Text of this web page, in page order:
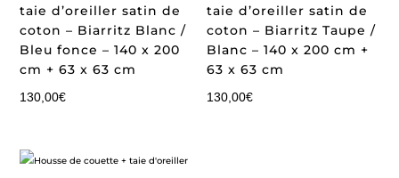
taie d’oreiller satin de
coton – Biarritz Blanc /
Bleu fonce – 140 x 200
cm + 63 x 63 cm
130,00€
taie d’oreiller satin de
coton – Biarritz Taupe /
Blanc – 140 x 200 cm +
63 x 63 cm
130,00€